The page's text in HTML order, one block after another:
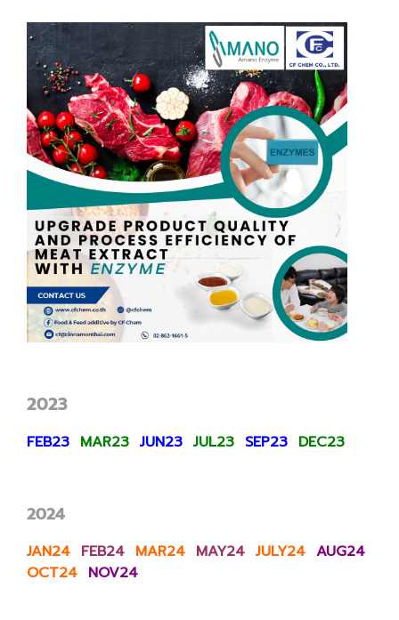
2023
FEB23 MAR23 JUN23 JUL23 SEP23 DEC23
2024
JAN24 FEB24 MAR24 MAY24 JULY24 AUG24
OCT24 NOV24